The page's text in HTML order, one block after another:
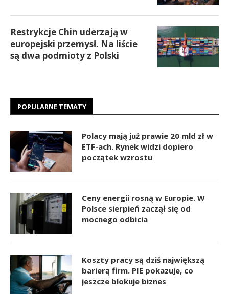
Restrykcje Chin uderzają w
europejski przemysł. Na liście
są dwa podmioty z Polski
POPULARNE TEMATY
Polacy mają już prawie 20 mld zł w
ETF-ach. Rynek widzi dopiero
początek wzrostu
Ceny energii rosną w Europie. W
Polsce sierpień zaczął się od
mocnego odbicia
Koszty pracy są dziś największą
barierą firm. PIE pokazuje, co
jeszcze blokuje biznes